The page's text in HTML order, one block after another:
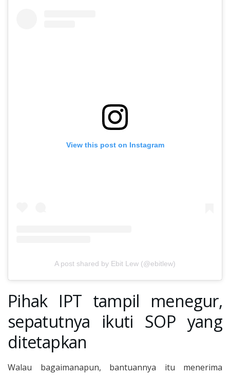
View this post on Instagram
A post shared by Ebit Lew (@ebitlew)
Pihak IPT tampil menegur,
sepatutnya ikuti SOP yang
ditetapkan
Walau bagaimanapun, bantuannya itu menerima